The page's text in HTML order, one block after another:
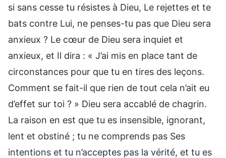
si sans cesse tu résistes à Dieu, Le rejettes et te
bats contre Lui, ne penses-tu pas que Dieu sera
anxieux ? Le cœur de Dieu sera inquiet et
anxieux, et Il dira : « J’ai mis en place tant de
circonstances pour que tu en tires des leçons.
Comment se fait-il que rien de tout cela n’ait eu
d’effet sur toi ? » Dieu sera accablé de chagrin.
La raison en est que tu es insensible, ignorant,
lent et obstiné ; tu ne comprends pas Ses
intentions et tu n’acceptes pas la vérité, et tu es